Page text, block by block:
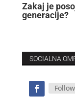
Zakaj je
generacije?
SOCIALNA
Follow